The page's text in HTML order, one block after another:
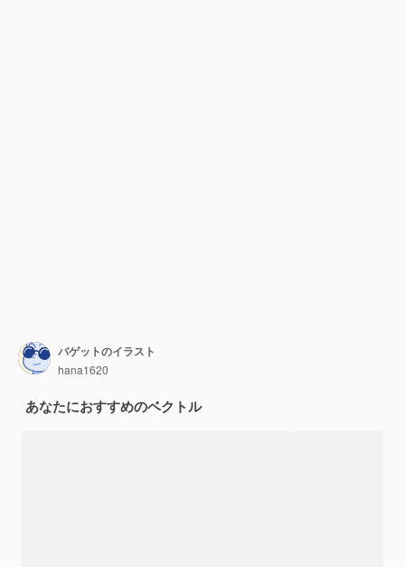
バゲットのイラスト
hana1620
あなたにおすすめのベクトル